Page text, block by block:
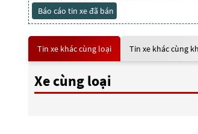
Báo cáo tin xe đã bán
Tin xe khác cùng loại Tin xe khác cùng
Xe cùng loại